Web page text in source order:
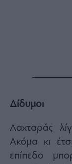
Δίδυμοι
Λαχταράς
Ακόμα κι
επίπεδο